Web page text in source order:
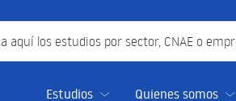
Estudios
Quienes somos